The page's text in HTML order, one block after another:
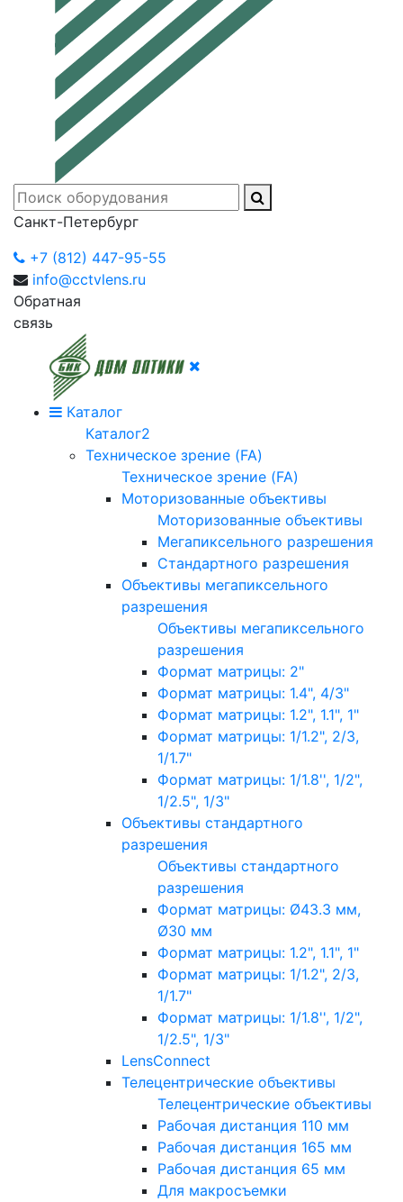
Санкт-Петербург
+7 (812) 447-95-55
info@cctvlens.ru
Обратная
связь
Каталог
Каталог2
Техническое зрение (FA)
Техническое зрение (FA)
Моторизованные объективы
Моторизованные объективы
Мегапиксельного разрешения
Стандартного разрешения
Объективы мегапиксельного
разрешения
Объективы мегапиксельного
разрешения
Формат матрицы: 2"
Формат матрицы: 1.4", 4/3"
Формат матрицы: 1.2", 1.1", 1"
Формат матрицы: 1/1.2", 2/3,
1/1.7"
Формат матрицы: 1/1.8'', 1/2",
1/2.5", 1/3"
Объективы стандартного
разрешения
Объективы стандартного
разрешения
Формат матрицы: Ø43.3 мм,
Ø30 мм
Формат матрицы: 1.2", 1.1", 1"
Формат матрицы: 1/1.2", 2/3,
1/1.7"
Формат матрицы: 1/1.8'', 1/2",
1/2.5", 1/3"
LensConnect
Телецентрические объективы
Телецентрические объективы
Рабочая дистанция 110 мм
Рабочая дистанция 165 мм
Рабочая дистанция 65 мм
Для макросъемки